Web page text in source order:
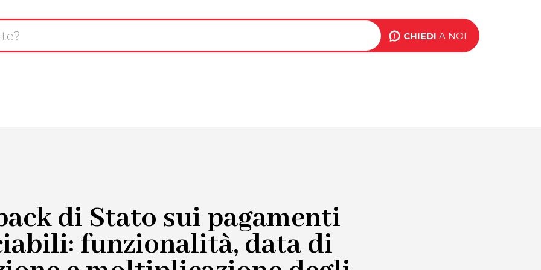
Top
Right
CHI SIAMO EVENTI CONTATTI
CHIEDI A NOI
di Stato sui pagamenti
funzionalità, data di